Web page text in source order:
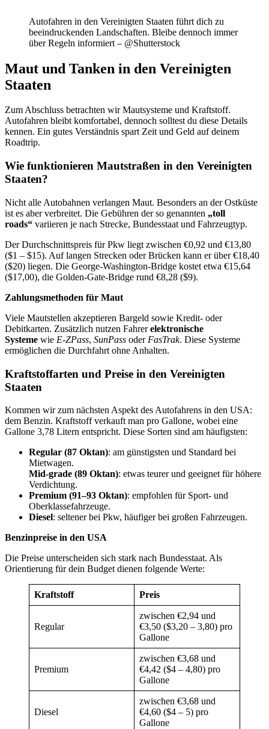
Autofahren in den Vereinigten Staaten führt dich zu
beeindruckenden Landschaften. Bleibe dennoch immer
über Regeln informiert – @Shutterstock
Maut und Tanken in den Vereinigten
Staaten
Zum Abschluss betrachten wir Mautsysteme und Kraftstoff.
Autofahren bleibt komfortabel, dennoch solltest du diese Details
kennen. Ein gutes Verständnis spart Zeit und Geld auf deinem
Roadtrip.
Wie funktionieren Mautstraßen in den Vereinigten
Staaten?
Nicht alle Autobahnen verlangen Maut. Besonders an der Ostküste
ist es aber verbreitet. Die Gebühren der so genannten „toll
roads“ variieren je nach Strecke, Bundesstaat und Fahrzeugtyp.
Der Durchschnittspreis für Pkw liegt zwischen €0,92 und €13,80
($1 – $15). Auf langen Strecken oder Brücken kann er über €18,40
($20) liegen. Die George-Washington-Bridge kostet etwa €15,64
($17,00), die Golden-Gate-Bridge rund €8,28 ($9).
Zahlungsmethoden für Maut
Viele Mautstellen akzeptieren Bargeld sowie Kredit- oder
Debitkarten. Zusätzlich nutzen Fahrerelektronische
Systeme wie E-ZPass, SunPass oder FasTrak. Diese Systeme
ermöglichen die Durchfahrt ohne Anhalten.
Kraftstoffarten und Preise in den Vereinigten
Staaten
Kommen wir zum nächsten Aspekt des Autofahrens in den USA:
dem Benzin. Kraftstoff verkauft man pro Gallone, wobei eine
Gallone 3,78 Litern entspricht. Diese Sorten sind am häufigsten:
Regular (87 Oktan): am günstigsten und Standard bei
Mietwagen.
Mid-grade (89 Oktan): etwas teurer und geeignet für höhere
Verdichtung.
Premium (91–93 Oktan): empfohlen für Sport- und
Oberklassefahrzeuge.
Diesel: seltener bei Pkw, häufiger bei großen Fahrzeugen.
Benzinpreise in den USA
Die Preise unterscheiden sich stark nach Bundesstaat. Als
Orientierung für dein Budget dienen folgende Werte:
Kraftstoff Preis
Regular
zwischen €2,94 und
€3,50 ($3,20 – 3,80) pro
Gallone
Premium
zwischen €3,68 und
€4,42 ($4 – 4,80) pro
Gallone
Diesel
zwischen €3,68 und
€4,60 ($4 – 5) pro
Gallone